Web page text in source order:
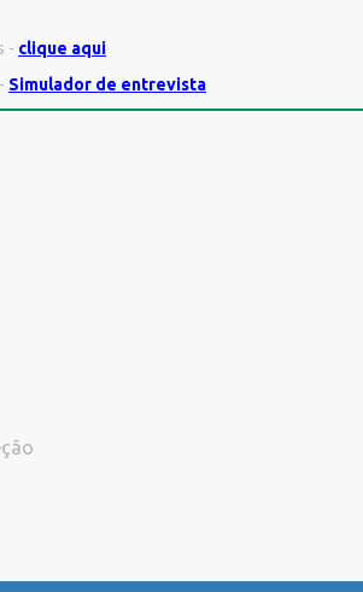
- clique aqui
Simulador de entrevista